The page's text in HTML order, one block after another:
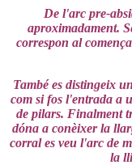
De l'arc pre-
aproximadament.
correspon al
També es distingeix
com si fos l'entrada a
de pilars. Finalment
dóna a conèixer la
corral es veu l'arc de
la